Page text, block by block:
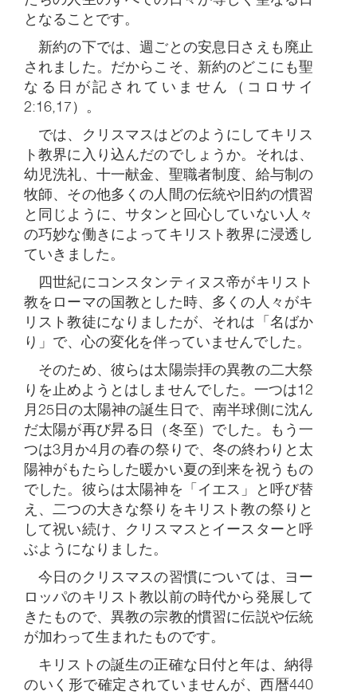
となることです。
新約の下では、週ごとの安息日さえも廃止
されました。だからこそ、新約のどこにも聖
なる日が記されていません（コロサイ
2:16,17）。
では、クリスマスはどのようにしてキリス
ト教界に入り込んだのでしょうか。それは、
幼児洗礼、十一献金、聖職者制度、給与制の
牧師、その他多くの人間の伝統や旧約の慣習
と同じように、サタンと回心していない人々
の巧妙な働きによってキリスト教界に浸透し
ていきました。
四世紀にコンスタンティヌス帝がキリスト
教をローマの国教とした時、多くの人々がキ
リスト教徒になりましたが、それは「名ばか
り」で、心の変化を伴っていませんでした。
そのため、彼らは太陽崇拝の異教の二大祭
りを止めようとはしませんでした。一つは12
月25日の太陽神の誕生日で、南半球側に沈ん
だ太陽が再び昇る日（冬至）でした。もう一
つは3月か4月の春の祭りで、冬の終わりと太
陽神がもたらした暖かい夏の到来を祝うもの
でした。彼らは太陽神を「イエス」と呼び替
え、二つの大きな祭りをキリスト教の祭りと
して祝い続け、クリスマスとイースターと呼
ぶようになりました。
今日のクリスマスの習慣については、ヨー
ロッパのキリスト教以前の時代から発展して
きたもので、異教の宗教的慣習に伝説や伝統
が加わって生まれたものです。
キリストの誕生の正確な日付と年は、納得
のいく形で確定されていませんが、西暦440